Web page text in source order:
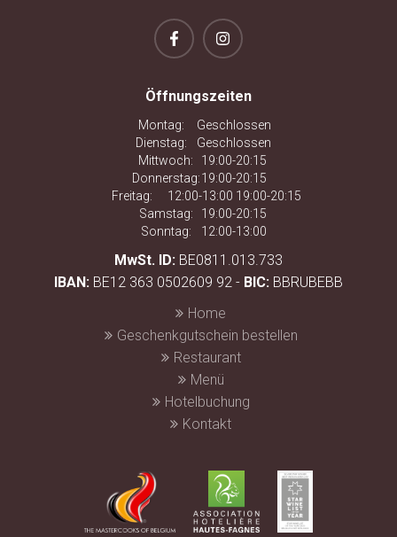
Öffnungszeiten
Montag:
Geschlossen
Dienstag:
Geschlossen
Mittwoch:
19:00-20:15
Donnerstag:19:00-20:15
Freitag:
12:00-13:00 19:00-20:15
Samstag:
19:00-20:15
Sonntag:
12:00-13:00
MwSt. ID: BE0811.013.733
IBAN: BE12 363 0502609 92 - BIC: BBRUBEBB
Home
Geschenkgutschein bestellen
Restaurant
Menü
Hotelbuchung
Kontakt